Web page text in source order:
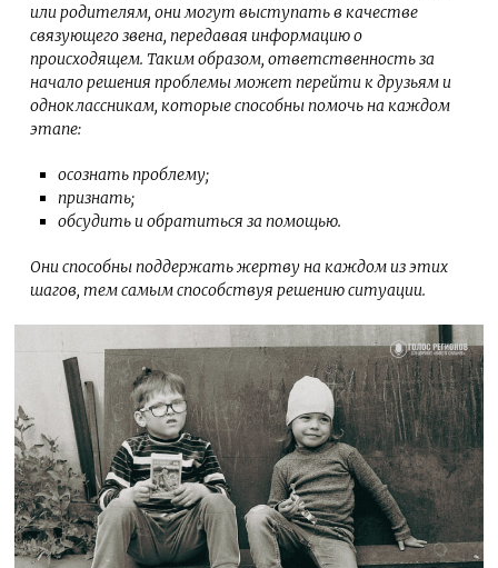
или родителям, они могут выступать в качестве
связующего звена, передавая информацию о
происходящем. Таким образом, ответственность за
начало решения проблемы может перейти к друзьям и
одноклассникам, которые способны помочь на каждом
этапе:
осознать проблему;
признать;
обсудить и обратиться за помощью.
Они способны поддержать жертву на каждом из этих
шагов, тем самым способствуя решению ситуации.